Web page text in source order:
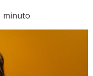
minuto